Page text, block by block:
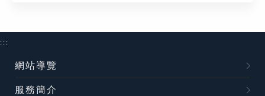
:::
網站導覽
服務簡介